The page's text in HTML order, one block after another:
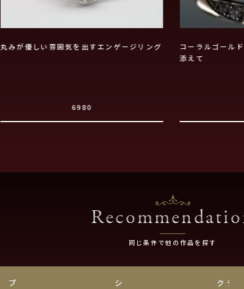
丸みが優しい雰囲気を出すエンゲージリング
6980
コーラルゴール
添えて
同じ条件で他の作品を探す
プラチナ シンプル クラシ